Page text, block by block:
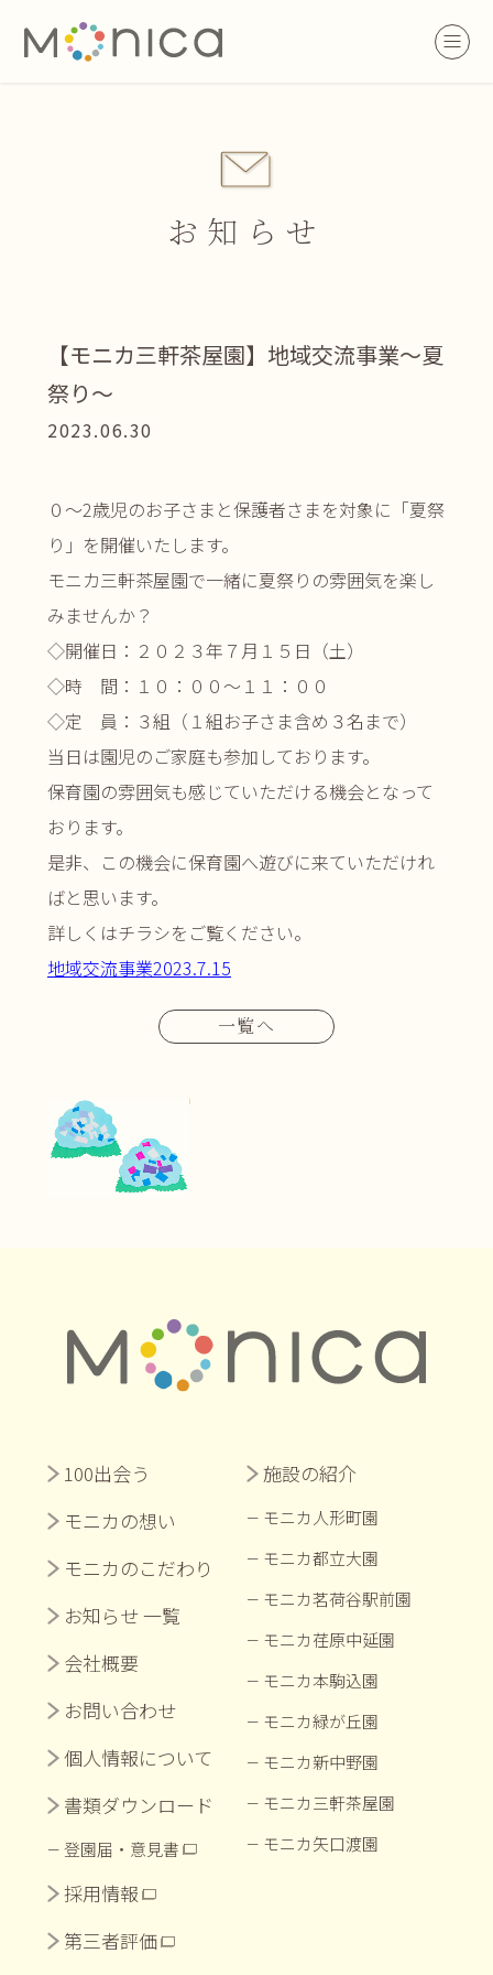
お知らせ
【モニカ三軒茶屋園】地域交流事業～夏
祭り～
2023.06.30
０～2歳児のお子さまと保護者さまを対象に「夏祭
り」を開催いたします。
モニカ三軒茶屋園で一緒に夏祭りの雰囲気を楽し
みませんか？
◇開催日：２０２３年７月１５日（土）
◇時 間：１０：００～１１：００
◇定 員：３組（１組お子さま含め３名まで）
当日は園児のご家庭も参加しております。
保育園の雰囲気も感じていただける機会となって
おります。
是非、この機会に保育園へ遊びに来ていただけれ
ばと思います。
詳しくはチラシをご覧ください。
地域交流事業2023.7.15
一覧へ
100出会う
モニカの想い
モニカのこだわり
お知らせ 一覧
会社概要
お問い合わせ
個人情報について
施設の紹介
モニカ人形町園
モニカ都立大園
モニカ茗荷谷駅前園
モニカ荏原中延園
モニカ本駒込園
モニカ緑が丘園
モニカ新中野園
モニカ三軒茶屋園
モニカ矢口渡園
書類ダウンロード
登園届・意見書
採用情報
第三者評価